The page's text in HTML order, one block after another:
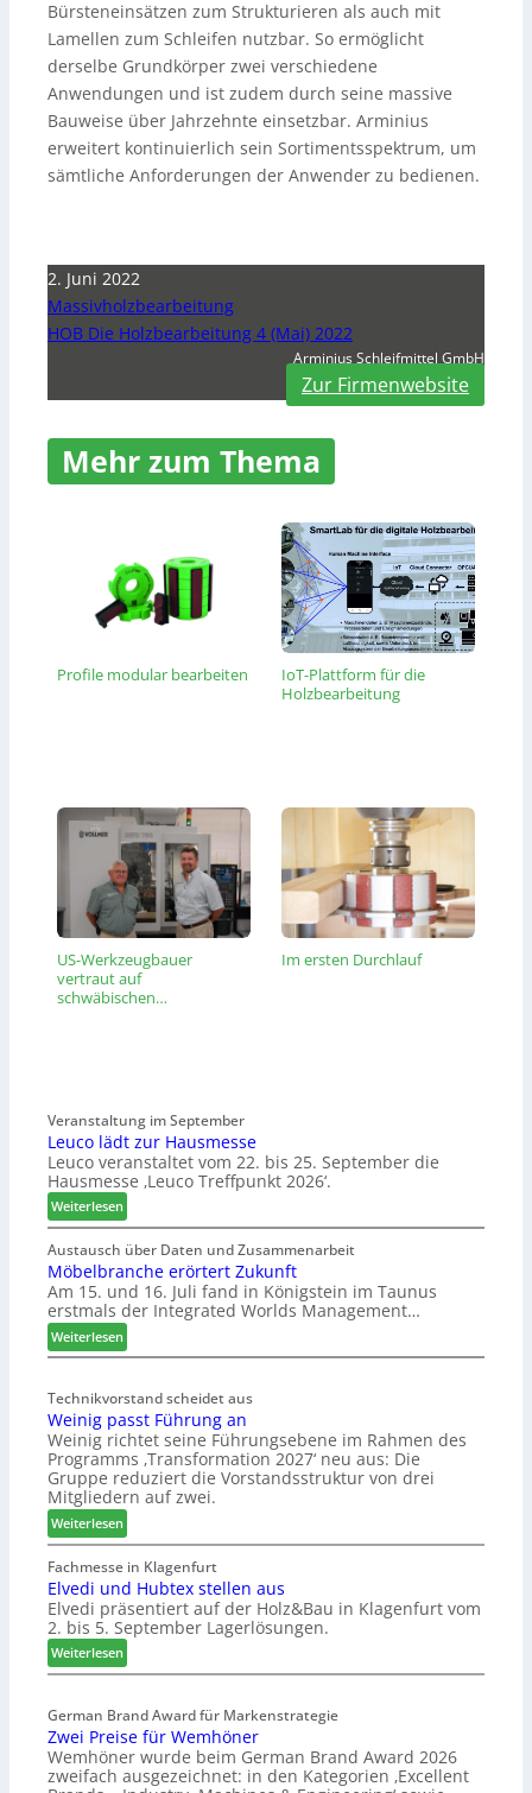
Bürsteneinsätzen zum Strukturieren als auch mit
Lamellen zum Schleifen nutzbar. So ermöglicht
derselbe Grundkörper zwei verschiedene
Anwendungen und ist zudem durch seine massive
Bauweise über Jahrzehnte einsetzbar. Arminius
erweitert kontinuierlich sein Sortimentsspektrum, um
sämtliche Anforderungen der Anwender zu bedienen.
2. Juni 2022
Massivholzbearbeitung
HOB Die Holzbearbeitung 4 (Mai) 2022
Arminius Schleifmittel GmbH
Zur Firmenwebsite
Mehr zum Thema
Profile modular bearbeiten
IoT-Plattform für die
Holzbearbeitung
US-Werkzeugbauer
vertraut auf
schwäbischen…
Im ersten Durchlauf
Veranstaltung im September
Leuco lädt zur Hausmesse
Leuco veranstaltet vom 22. bis 25. September die
Hausmesse ‚Leuco Treffpunkt 2026‘.
Weiterlesen:
L
e
u
c
o
ä
t
z
u
r
H
a
u
s
m
e
s
s
e
Austausch über Daten und Zusammenarbeit
Möbelbranche erörtert Zukunft
Am 15. und 16. Juli fand in Königstein im Taunus
erstmals der Integrated Worlds Management…
Weiterlesen:
M
b
e
l
b
r
a
n
c
h
e
e
r
ö
r
e
r
t
Z
Technikvorstand scheidet aus
Weinig passt Führung an
Weinig richtet seine Führungsebene im Rahmen des
Programms ‚Transformation 2027‘ neu aus: Die
Gruppe reduziert die Vorstandsstruktur von drei
Mitgliedern auf zwei.
Weiterlesen:
W
e
i
n
i
p
s
s
t
F
Fachmesse in Klagenfurt
Elvedi und Hubtex stellen aus
Elvedi präsentiert auf der Holz&Bau in Klagenfurt vom
2. bis 5. September Lagerlösungen.
Weiterlesen:
E
v
e
d
i
German Brand Award für Markenstrategie
Zwei Preise für Wemhöner
Wemhöner wurde beim German Brand Award 2026
zweifach ausgezeichnet: in den Kategorien ‚Excellent